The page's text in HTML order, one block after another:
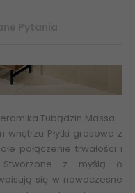
Tubądzin Massa -
Płytki gresowe z
połączenie trwałości i
z myślą o
się w nowoczesne